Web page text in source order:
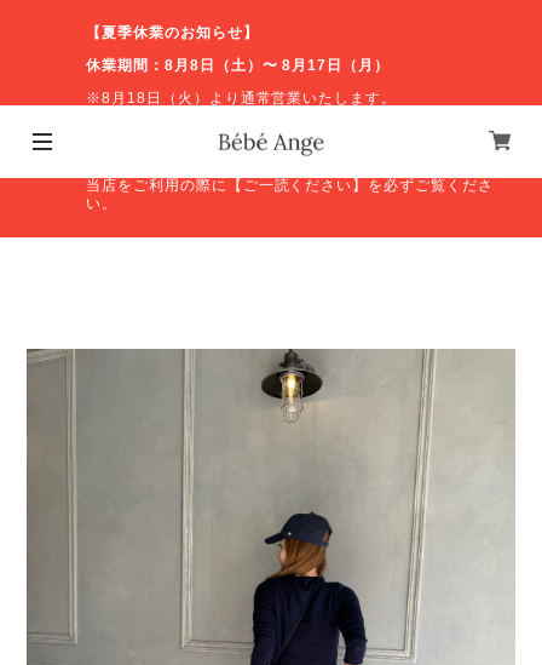
【夏季休業のお知らせ】
休業期間：8月8日（土）〜 8月17日（月）
※8月18日（火）より通常営業いたします。
休業期間中のお問い合わせやオンラインショップの発送等
につきましては、営業再開後に順次対応いたします。ご不
当店をご利用の際に【ご一読ください】を必ずご覧くださ
い。